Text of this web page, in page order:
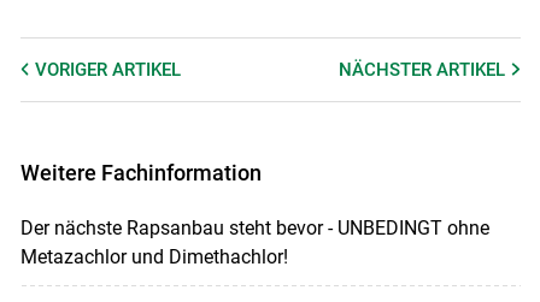
VORIGER ARTIKEL NÄCHSTERARTIKEL
Weitere Fachinformation
Der nächste Rapsanbau steht bevor - UNBEDINGT ohne
Metazachlor und Dimethachlor!